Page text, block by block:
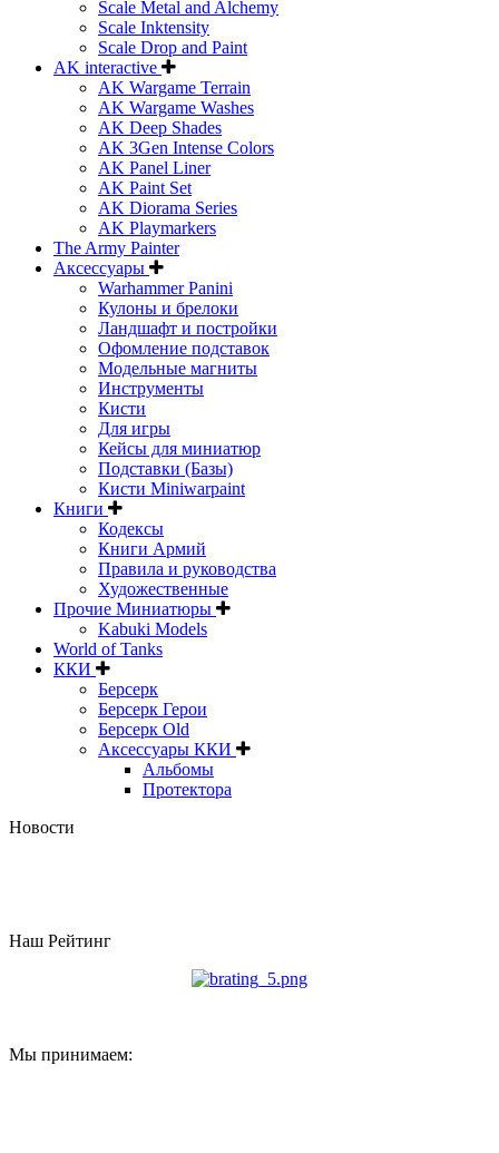
Scale Metal and Alchemy
Scale Inktensity
Scale Drop and Paint
AK interactive
AK Wargame Terrain
AK Wargame Washes
AK Deep Shades
AK 3Gen Intense Colors
AK Panel Liner
AK Paint Set
AK Diorama Series
AK Playmarkers
The Army Painter
Аксессуары
Warhammer Panini
Кулоны и брелоки
Ландшафт и постройки
Офомление подставок
Модельные магниты
Инструменты
Кисти
Для игры
Кейсы для миниатюр
Подставки (Базы)
Кисти Miniwarpaint
Книги
Кодексы
Книги Армий
Правила и руководства
Художественные
Прочие Миниатюры
Kabuki Models
World of Tanks
ККИ
Берсерк
Берсерк Герои
Берсерк Old
Аксессуары ККИ
Альбомы
Протектора
Новости
Наш Рейтинг
Мы принимаем: